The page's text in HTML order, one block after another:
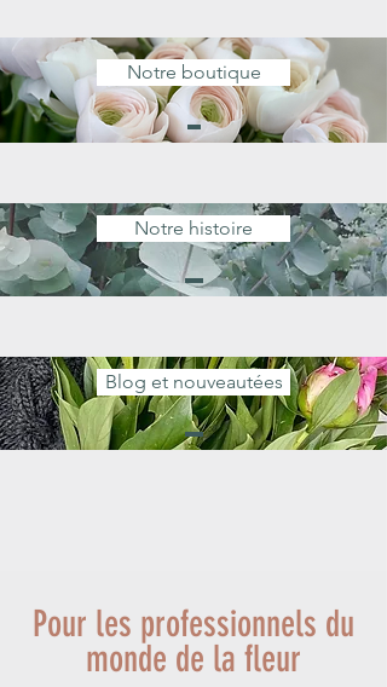
Notre boutique
Notre histoire
Blog et nouveautées
Pour les professionnels du
monde de la fleur